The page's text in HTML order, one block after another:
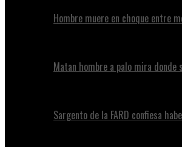
Hombre muere en choque entre
Matan hombre a palo mira donde
Sargento de la FARD confiesa